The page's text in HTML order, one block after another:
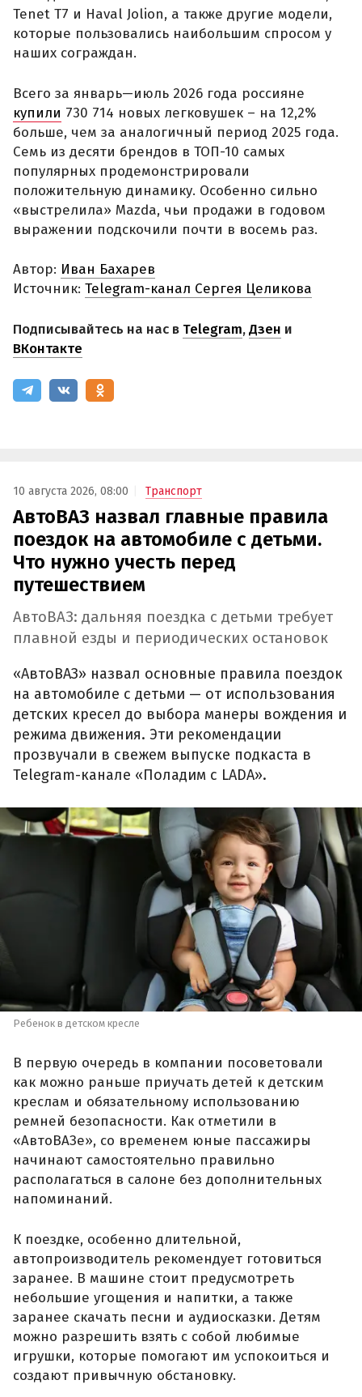
Tenet T7 и Haval Jolion, а также другие модели,
которые пользовались наибольшим спросом у
наших сограждан.
Всего за январь—июль 2026 года россияне
купили 730 714 новых легковушек – на 12,2%
больше, чем за аналогичный период 2025 года.
Семь из десяти брендов в ТОП-10 самых
популярных продемонстрировали
положительную динамику. Особенно сильно
«выстрелила» Mazda, чьи продажи в годовом
выражении подскочили почти в восемь раз.
Автор: Иван Бахарев
Источник: Telegram-канал Сергея Целикова
Подписывайтесь на нас в Telegram,Дзен и
ВКонтакте
10 августа 2026, 08:00 Транспорт
АвтоВАЗ назвал главные правила
поездок на автомобиле с детьми.
Что нужно учесть перед
путешествием
АвтоВАЗ: дальняя поездка с детьми требует
плавной езды и периодических остановок
«АвтоВАЗ» назвал основные правила поездок
на автомобиле с детьми — от использования
детских кресел до выбора манеры вождения и
режима движения. Эти рекомендации
прозвучали в свежем выпуске подкаста в
Telegram-канале «Поладим с LADA».
Ребенок в детском кресле
В первую очередь в компании посоветовали
как можно раньше приучать детей к детским
креслам и обязательному использованию
ремней безопасности. Как отметили в
«АвтоВАЗе», со временем юные пассажиры
начинают самостоятельно правильно
располагаться в салоне без дополнительных
напоминаний.
К поездке, особенно длительной,
автопроизводитель рекомендует готовиться
заранее. В машине стоит предусмотреть
небольшие угощения и напитки, а также
заранее скачать песни и аудиосказки. Детям
можно разрешить взять с собой любимые
игрушки, которые помогают им успокоиться и
создают привычную обстановку.